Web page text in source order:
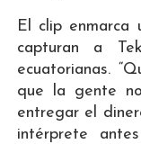
El clip enmarca
capturan a
ecuatorianas.
que la gente
entregar el
intérprete